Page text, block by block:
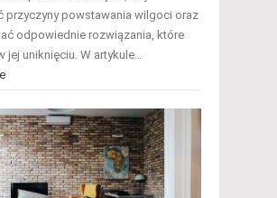
przyczyny powstawania wilgoci oraz
odpowiednie rozwiązania, które
jej uniknięciu. W artykule…